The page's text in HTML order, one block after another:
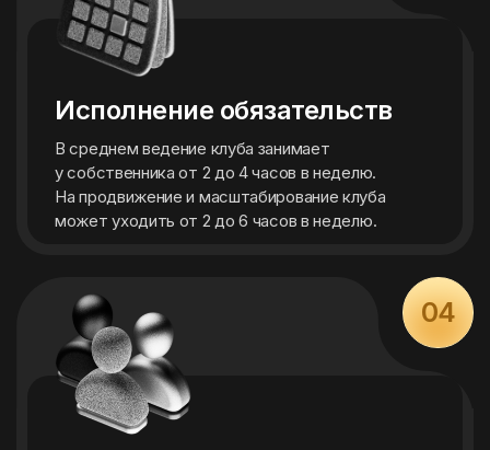
Исполнение обязательств
В среднем ведение клуба занимает
у собственника от 2 до 4 часов в неделю.
На продвижение и масштабирование клуба
может уходить от 2 до 6 часов в неделю.
04